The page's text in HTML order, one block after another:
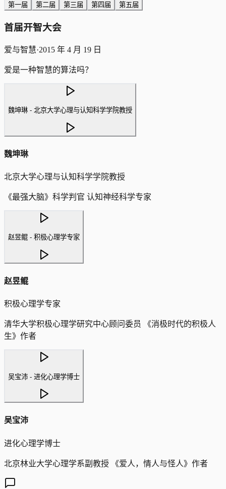
第一届 第二届 第三届 第四届 第五届
首届开智大会
爱与智慧·2015 年 4 月 19 日
爱是一种智慧的算法吗？
魏坤琳 - 北京大学心理与认知科学学院教授
魏坤琳
北京大学心理与认知科学学院教授
《最强大脑》科学判官 认知神经科学专家
赵昱鲲 - 积极心理学专家
赵昱鲲
积极心理学专家
清华大学积极心理学研究中心顾问委员 《消极时代的积极人
生》作者
吴宝沛 - 进化心理学博士
吴宝沛
进化心理学博士
北京林业大学心理学系副教授 《爱人，情人与怪人》作者